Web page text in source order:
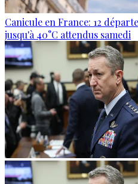
Canicule en France: 12
jusqu'à 40°C attendus samedi